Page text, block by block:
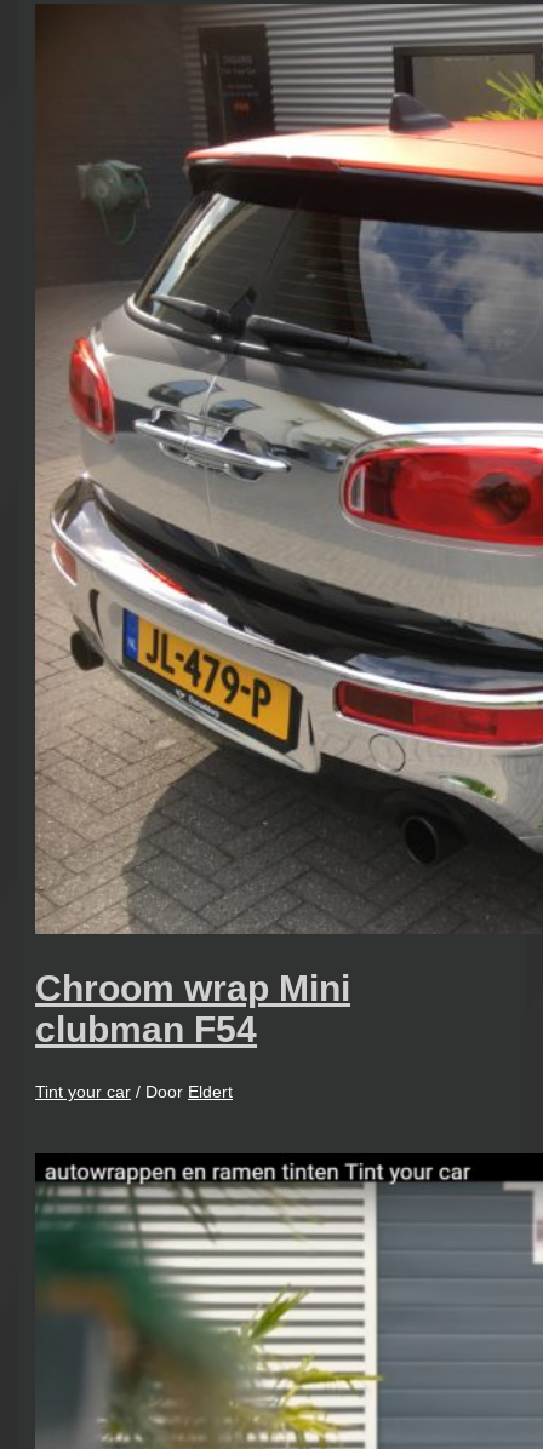
Chroom wrap Mini
clubman F54
Tint your car / Door Eldert